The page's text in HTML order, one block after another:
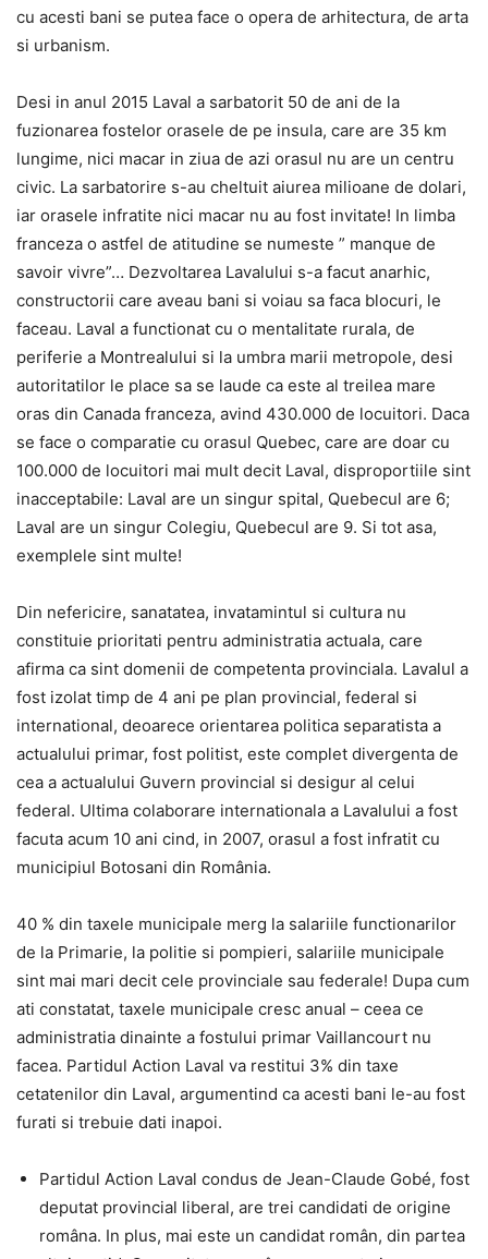
cu acesti bani se putea face o opera de arhitectura, de arta
si urbanism.
Desi in anul 2015 Laval a sarbatorit 50 de ani de la
fuzionarea fostelor orasele de pe insula, care are 35 km
lungime, nici macar in ziua de azi orasul nu are un centru
civic. La sarbatorire s-au cheltuit aiurea milioane de dolari,
iar orasele infratite nici macar nu au fost invitate! In limba
franceza o astfel de atitudine se numeste ” manque de
savoir vivre”… Dezvoltarea Lavalului s-a facut anarhic,
constructorii care aveau bani si voiau sa faca blocuri, le
faceau. Laval a functionat cu o mentalitate rurala, de
periferie a Montrealului si la umbra marii metropole, desi
autoritatilor le place sa se laude ca este al treilea mare
oras din Canada franceza, avind 430.000 de locuitori. Daca
se face o comparatie cu orasul Quebec, care are doar cu
100.000 de locuitori mai mult decit Laval, disproportiile sint
inacceptabile: Laval are un singur spital, Quebecul are 6;
Laval are un singur Colegiu, Quebecul are 9. Si tot asa,
exemplele sint multe!
Din nefericire, sanatatea, invatamintul si cultura nu
constituie prioritati pentru administratia actuala, care
afirma ca sint domenii de competenta provinciala. Lavalul a
fost izolat timp de 4 ani pe plan provincial, federal si
international, deoarece orientarea politica separatista a
actualului primar, fost politist, este complet divergenta de
cea a actualului Guvern provincial si desigur al celui
federal. Ultima colaborare internationala a Lavalului a fost
facuta acum 10 ani cind, in 2007, orasul a fost infratit cu
municipiul Botosani din România.
40 % din taxele municipale merg la salariile functionarilor
de la Primarie, la politie si pompieri, salariile municipale
sint mai mari decit cele provinciale sau federale! Dupa cum
ati constatat, taxele municipale cresc anual – ceea ce
administratia dinainte a fostului primar Vaillancourt nu
facea. Partidul Action Laval va restitui 3% din taxe
cetatenilor din Laval, argumentind ca acesti bani le-au fost
furati si trebuie dati inapoi.
Partidul Action Laval condus de Jean-Claude Gobé, fost
deputat provincial liberal, are trei candidati de origine
româna. In plus, mai este un candidat român, din partea